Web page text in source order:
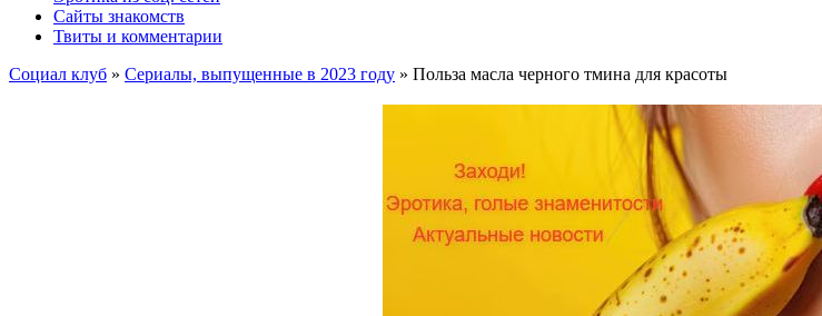
Сайты знакомств
Твиты и комментарии
Социал клуб » Сериалы, выпущенные в 2023 году » Польза масла черного тмина для красоты